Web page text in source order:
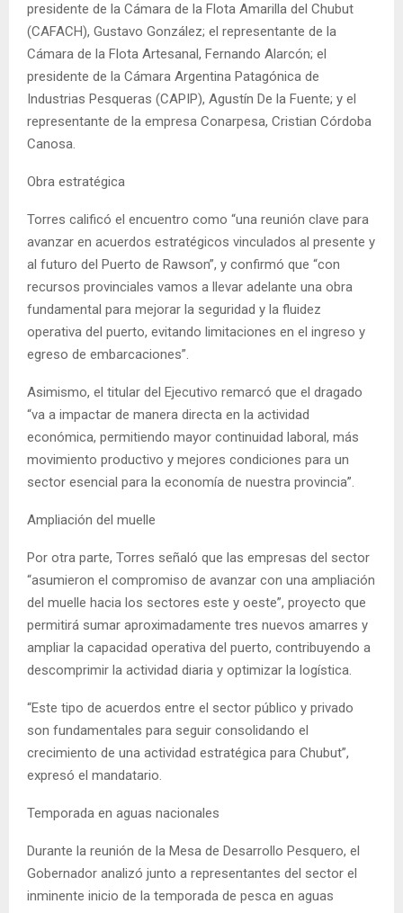
presidente de la Cámara de la Flota Amarilla del Chubut
(CAFACH), Gustavo González; el representante de la
Cámara de la Flota Artesanal, Fernando Alarcón; el
presidente de la Cámara Argentina Patagónica de
Industrias Pesqueras (CAPIP), Agustín De la Fuente; y el
representante de la empresa Conarpesa, Cristian Córdoba
Canosa.
Obra estratégica
Torres calificó el encuentro como “una reunión clave para
avanzar en acuerdos estratégicos vinculados al presente y
al futuro del Puerto de Rawson”, y confirmó que “con
recursos provinciales vamos a llevar adelante una obra
fundamental para mejorar la seguridad y la fluidez
operativa del puerto, evitando limitaciones en el ingreso y
egreso de embarcaciones”.
Asimismo, el titular del Ejecutivo remarcó que el dragado
“va a impactar de manera directa en la actividad
económica, permitiendo mayor continuidad laboral, más
movimiento productivo y mejores condiciones para un
sector esencial para la economía de nuestra provincia”.
Ampliación del muelle
Por otra parte, Torres señaló que las empresas del sector
“asumieron el compromiso de avanzar con una ampliación
del muelle hacia los sectores este y oeste”, proyecto que
permitirá sumar aproximadamente tres nuevos amarres y
ampliar la capacidad operativa del puerto, contribuyendo a
descomprimir la actividad diaria y optimizar la logística.
“Este tipo de acuerdos entre el sector público y privado
son fundamentales para seguir consolidando el
crecimiento de una actividad estratégica para Chubut”,
expresó el mandatario.
Temporada en aguas nacionales
Durante la reunión de la Mesa de Desarrollo Pesquero, el
Gobernador analizó junto a representantes del sector el
inminente inicio de la temporada de pesca en aguas